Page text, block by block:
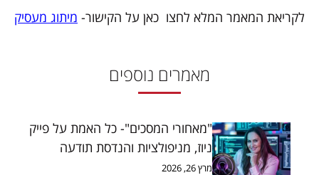
לקריאת המאמר המלא לחצו כאן על הקישור- מיתוג מעסיק
מאמרים נוספים
"מאחורי המסכים"- כל האמת על פייק
ניוז, מניפולציות והנדסת תודעה
מרץ 26, 2026